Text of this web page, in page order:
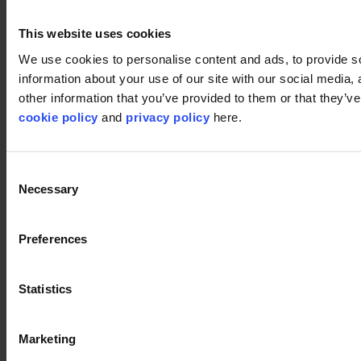
This website uses cookies
We use cookies to personalise content and ads, to provide
information about your use of our site with our social
other information that you’ve provided to them or that
cookie policy and privacy policy here.
Selection
Necessary
Preferences
Statistics
Marketing
Disclaimer
Cookie policy